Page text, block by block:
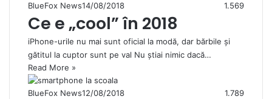
BlueFox News14/08/2018 1.569
Ce e „cool” în 2018
iPhone-urile nu mai sunt oficial la modă, dar bărbile și
gătitul la cuptor sunt pe val Nu știai nimic dacă…
Read More »
BlueFox News12/08/2018 1.789